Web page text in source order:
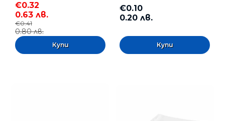
€0.32
0.63 лв.
€0.41
0.80 лв.
€0.10
0.20 лв.